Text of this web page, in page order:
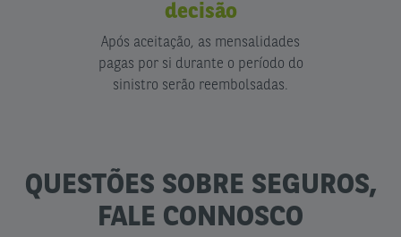
decisão
Após aceitação, as mensalidades
pagas por si durante o período do
sinistro serão reembolsadas.
QUESTÕES SOBRE SEGUROS,
FALE CONNOSCO